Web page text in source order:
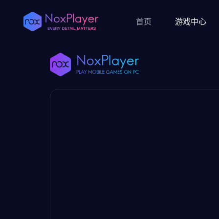
首页 游戏中心